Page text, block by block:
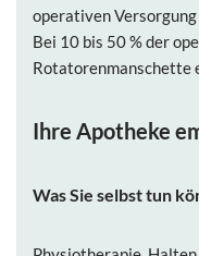
operativen
Bei 10 bis 50 % der
Rotatorenmanschette
Ihre Apotheke
Was Sie selbst tun